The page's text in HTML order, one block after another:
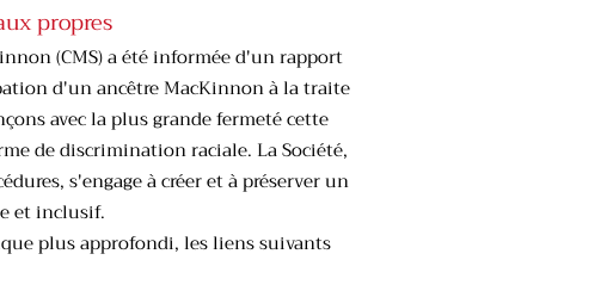
propres
(CMS) a été informée d'un rapport
d'un ancêtre MacKinnon à la traite
avec la plus grande fermeté cette
de discrimination raciale. La Société,
s'engage à créer et à préserver un
et inclusif.
plus approfondi, les liens suivants